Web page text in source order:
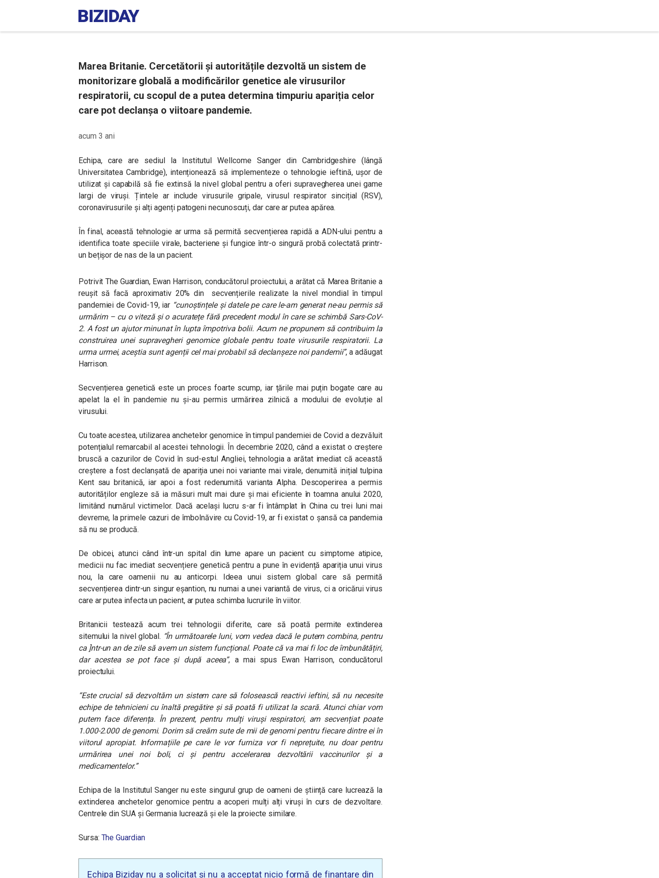
Marea Britanie. Cercetătorii și autoritățile dezvoltă un sistem de
monitorizare globală a modificărilor genetice ale virusurilor
respiratorii, cu scopul de a putea determina timpuriu apariția celor
care pot declanșa o viitoare pandemie.
acum 3 ani
Echipa, care are sediul la Institutul Wellcome Sanger din Cambridgeshire (lângă
Universitatea Cambridge), intenționează să implementeze o tehnologie ieftină, ușor de
utilizat și capabilă să fie extinsă la nivel global pentru a oferi supravegherea unei game
largi de viruși. Țintele ar include virusurile gripale, virusul respirator sincițial (RSV),
coronavirusurile și alți agenți patogeni necunoscuți, dar care ar putea apărea.
În final, această tehnologie ar urma să permită secvențierea rapidă a ADN-ului pentru a
identifica toate speciile virale, bacteriene și fungice într-o singură probă colectată printr-
un bețișor de nas de la un pacient.
Potrivit The Guardian, Ewan Harrison, conducătorul proiectului, a arătat că Marea Britanie a
reușit să facă aproximativ 20% din secvențierile realizate la nivel mondial în timpul
pandemiei de Covid-19, iar “cunoștințele și datele pe care le-am generat ne-au permis să
urmărim – cu o viteză și o acuratețe fără precedent modul în care se schimbă Sars-CoV-
2. A fost un ajutor minunat în lupta împotriva bolii. Acum ne propunem să contribuim la
construirea unei supravegheri genomice globale pentru toate virusurile respiratorii. La
urma urmei, aceștia sunt agenții cel mai probabil să declanșeze noi pandemii”, a adăugat
Harrison.
Secvențierea genetică este un proces foarte scump, iar țările mai puțin bogate care au
apelat la el în pandemie nu și-au permis urmărirea zilnică a modului de evoluție al
virusului.
Cu toate acestea, utilizarea anchetelor genomice în timpul pandemiei de Covid a dezvăluit
potențialul remarcabil al acestei tehnologii. În decembrie 2020, când a existat o creștere
bruscă a cazurilor de Covid în sud-estul Angliei, tehnologia a arătat imediat că această
creștere a fost declanșată de apariția unei noi variante mai virale, denumită inițial tulpina
Kent sau britanică, iar apoi a fost redenumită varianta Alpha. Descoperirea a permis
autorităților engleze să ia măsuri mult mai dure și mai eficiente în toamna anului 2020,
limitând numărul victimelor. Dacă același lucru s-ar fi întâmplat în China cu trei luni mai
devreme, la primele cazuri de îmbolnăvire cu Covid-19, ar fi existat o șansă ca pandemia
să nu se producă.
De obicei, atunci când într-un spital din lume apare un pacient cu simptome atipice,
medicii nu fac imediat secvențiere genetică pentru a pune în evidență apariția unui virus
nou, la care oamenii nu au anticorpi. Ideea unui sistem global care să permită
secvențierea dintr-un singur eșantion, nu numai a unei variantă de virus, ci a oricărui virus
care ar putea infecta un pacient, ar putea schimba lucrurile în viitor.
Britanicii testează acum trei tehnologii diferite, care să poată permite extinderea
sitemului la nivel global. “În următoarele luni, vom vedea dacă le putem combina, pentru
ca ]ntr-un an de zile să avem un sistem funcțional. Poate că va mai fi loc de îmbunătățiri,
dar acestea se pot face și după aceea”, a mai spus Ewan Harrison, conducătorul
proiectului.
“Este crucial să dezvoltăm un sistem care să folosească reactivi ieftini, să nu necesite
echipe de tehnicieni cu înaltă pregătire și să poată fi utilizat la scară. Atunci chiar vom
putem face diferența. În prezent, pentru mulți viruși respiratori, am secvențiat poate
1.000-2.000 de genomi. Dorim să creăm sute de mii de genomi pentru fiecare dintre ei în
viitorul apropiat. Informațiile pe care le vor furniza vor fi neprețuite, nu doar pentru
urmărirea unei noi boli, ci și pentru accelerarea dezvoltării vaccinurilor și a
medicamentelor.”
Echipa de la Institutul Sanger nu este singurul grup de oameni de știință care lucrează la
extinderea anchetelor genomice pentru a acoperi mulți alți viruși în curs de dezvoltare.
Centrele din SUA și Germania lucrează și ele la proiecte similare.
Sursa: The Guardian
Echipa Biziday nu a solicitat și nu a acceptat nicio formă de finanțare din